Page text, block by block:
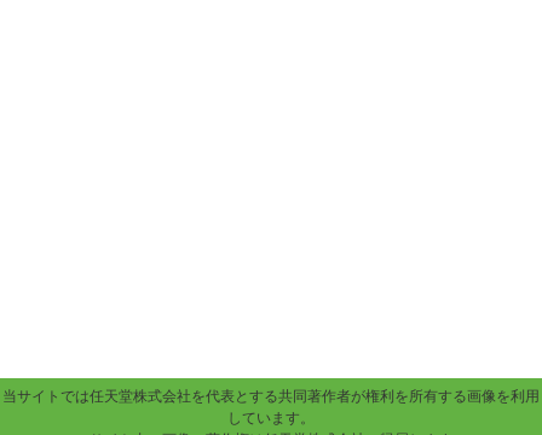
当サイトでは任天堂株式会社を代表とする共同著作者が権利を所有する画像を利用
しています。